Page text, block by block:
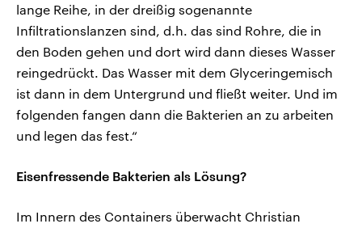
lange Reihe, in der dreißig sogenannte
Infiltrationslanzen sind, d.h. das sind Rohre, die in
den Boden gehen und dort wird dann dieses Wasser
reingedrückt. Das Wasser mit dem Glyceringemisch
ist dann in dem Untergrund und fließt weiter. Und im
folgenden fangen dann die Bakterien an zu arbeiten
und legen das fest.“
Eisenfressende Bakterien als Lösung?
Im Innern des Containers überwacht Christian